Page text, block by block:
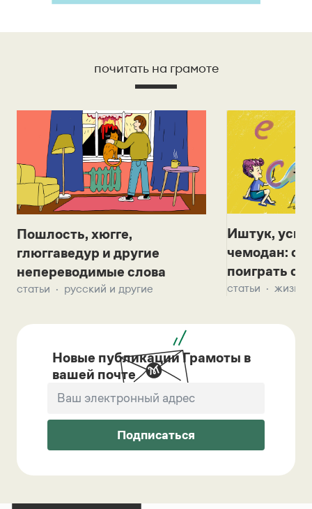
почитать на грамоте
Пошлость, хюгге,
глюггаведур и другие
непереводимые слова
статьи русский и другие
Иштук,
чемодан:
поиграть с
статьи жизнь
Новые публикации Грамоты в
вашей почте
Подписаться